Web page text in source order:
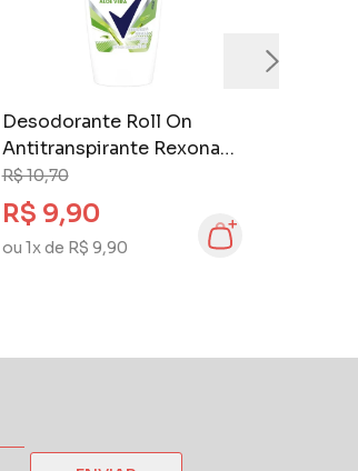
Desodorante Roll On
Antitranspirante Rexona
50 ml Bamboo & Aloe Vera
R$ 10,70
R$ 9,90
ou 1x de R$ 9,90